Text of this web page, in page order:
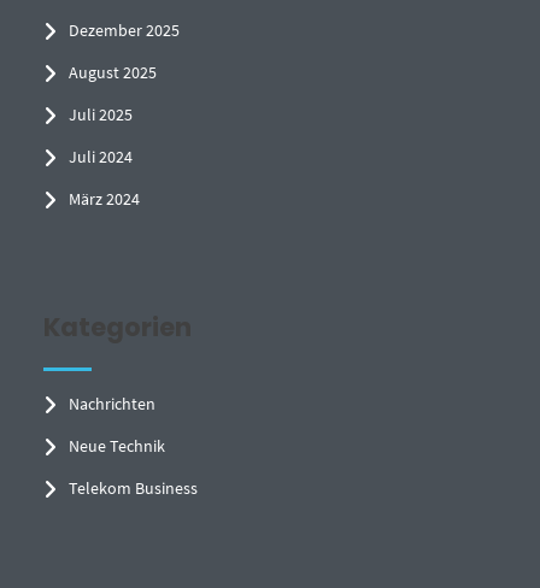
Dezember 2025
August 2025
Juli 2025
Juli 2024
März 2024
Kategorien
Nachrichten
Neue Technik
Telekom Business